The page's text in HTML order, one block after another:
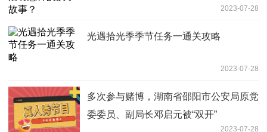
2023-07-28
光遇拾光季季节任务一通关攻略
2023-07-28
多次参与赌博，湖南省邵阳市公安局原党
委委员、副局长邓启元被“双开”
2023-07-28